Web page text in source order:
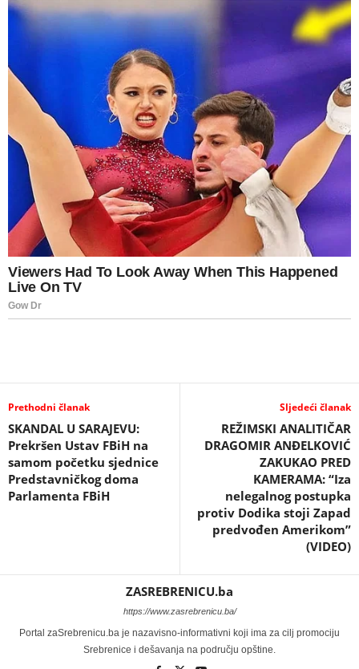
Prethodni članak
SKANDAL U SARAJEVU:
Prekršen Ustav FBiH na
samom početku sjednice
Predstavničkog doma
Parlamenta FBiH
Sljedeći članak
REŽIMSKI ANALITIČAR
DRAGOMIR ANĐELKOVIĆ
ZAKUKAO PRED
KAMERAMA: “Iza
nelegalnog postupka
protiv Dodika stoji Zapad
predvođen Amerikom”
(VIDEO)
ZASREBRENICU.ba
https://www.zasrebrenicu.ba/
Portal zaSrebrenicu.ba je nazavisno-informativni koji ima za cilj promociju
Srebrenice i dešavanja na području opštine.